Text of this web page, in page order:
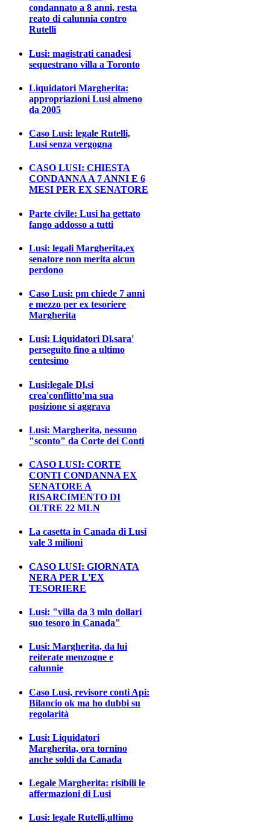
condannato a 8 anni, resta
reato di calunnia contro
Rutelli
Lusi: magistrati canadesi
sequestrano villa a Toronto
Liquidatori Margherita:
appropriazioni Lusi almeno
da 2005
Caso Lusi: legale Rutelli,
Lusi senza vergogna
CASO LUSI: CHIESTA
CONDANNA A 7 ANNI E 6
MESI PER EX SENATORE
Parte civile: Lusi ha gettato
fango addosso a tutti
Lusi: legali Margherita,ex
senatore non merita alcun
perdono
Caso Lusi: pm chiede 7 anni
e mezzo per ex tesoriere
Margherita
Lusi: Liquidatori Dl,sara'
perseguito fino a ultimo
centesimo
Lusi:legale Dl,si
crea'conflitto'ma sua
posizione si aggrava
Lusi: Margherita, nessuno
"sconto" da Corte dei Conti
CASO LUSI: CORTE
CONTI CONDANNA EX
SENATORE A
RISARCIMENTO DI
OLTRE 22 MLN
La casetta in Canada di Lusi
vale 3 milioni
CASO LUSI: GIORNATA
NERA PER L'EX
TESORIERE
Lusi: "villa da 3 mln dollari
suo tesoro in Canada"
Lusi: Margherita, da lui
reiterate menzogne e
calunnie
Caso Lusi, revisore conti Api:
Bilancio ok ma ho dubbi su
regolarità
Lusi: Liquidatori
Margherita, ora tornino
anche soldi da Canada
Legale Margherita: risibili le
affermazioni di Lusi
Lusi: legale Rutelli,ultimo